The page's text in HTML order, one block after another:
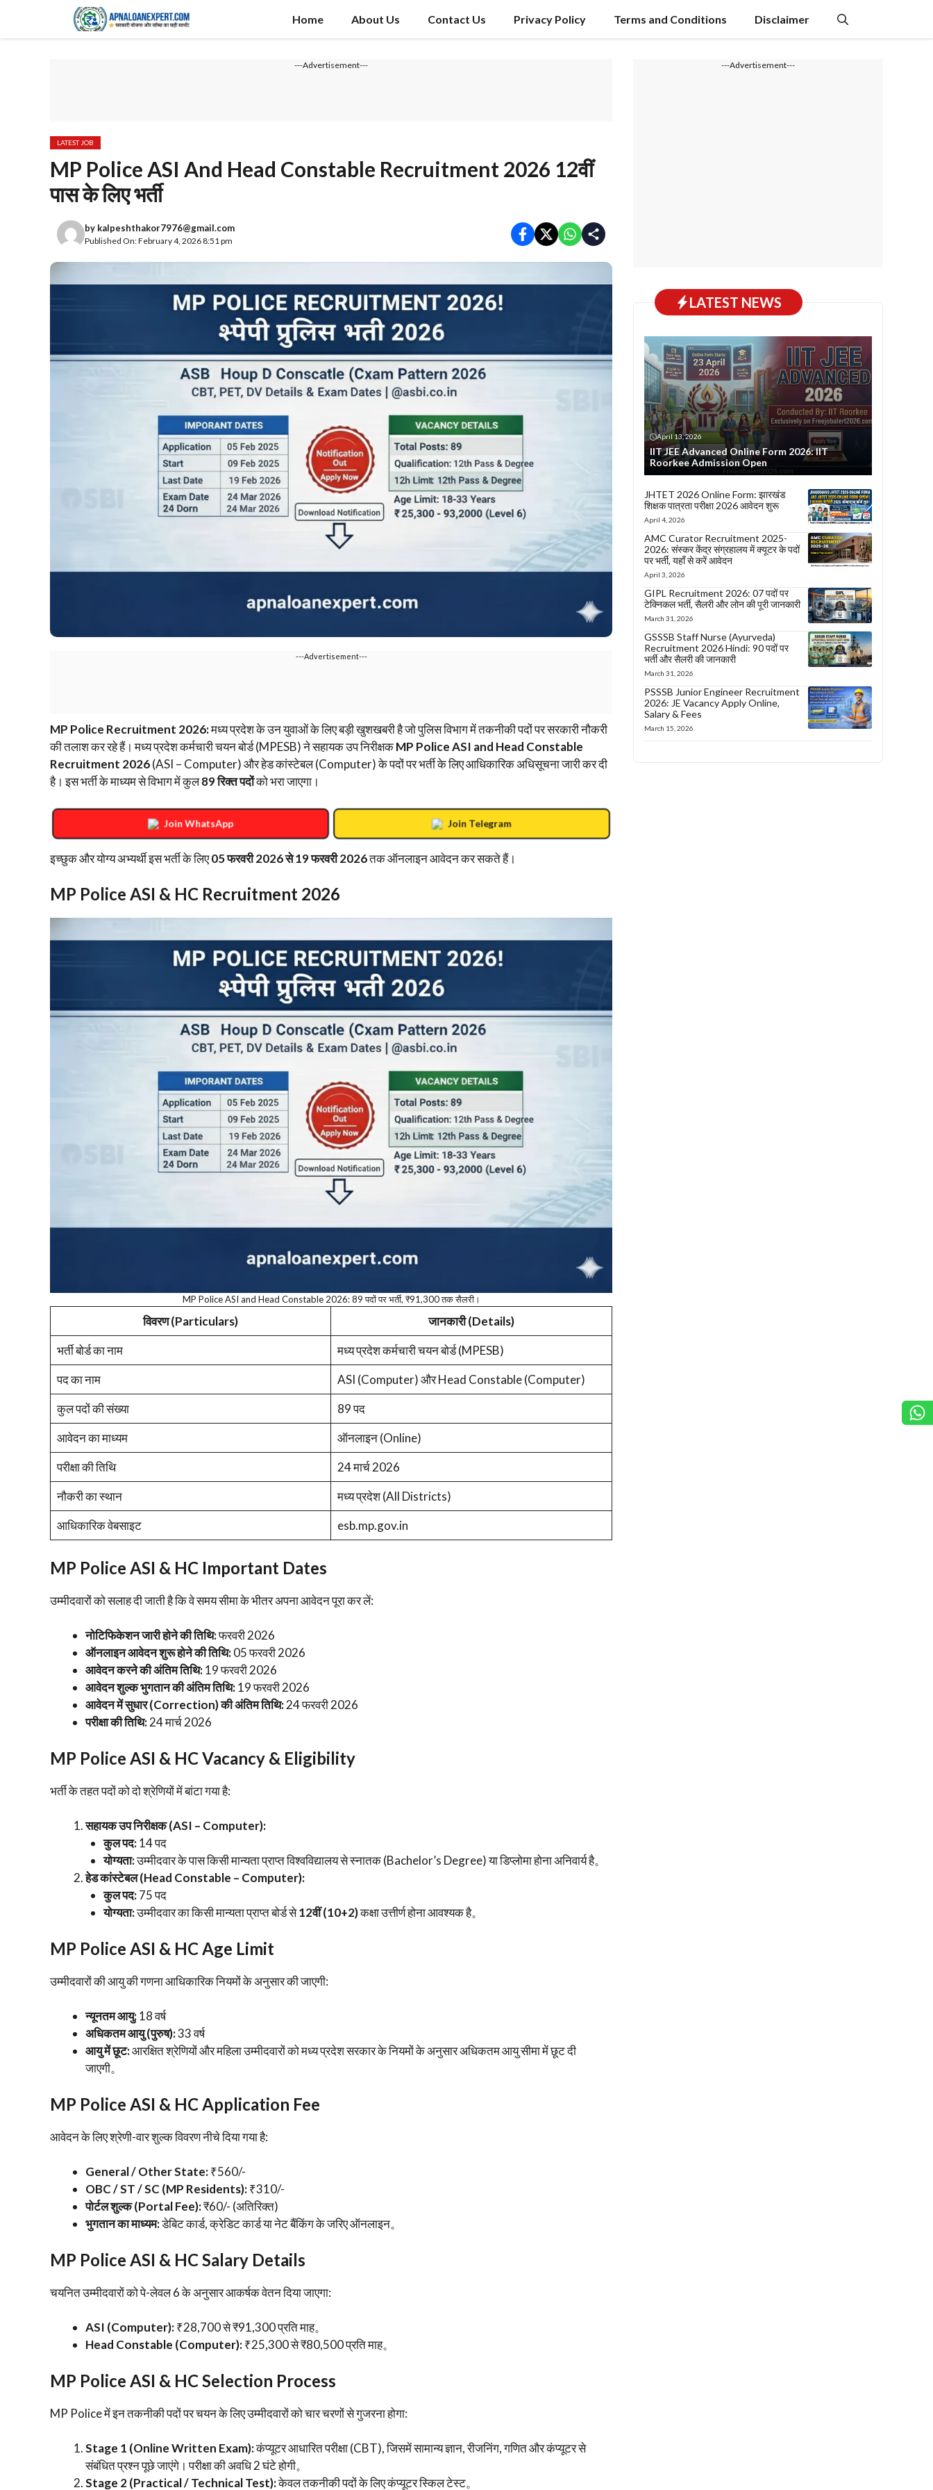
content
Home About Us Contact Us Privacy Policy Terms and Conditions Disclaimer
---Advertisement---
LATEST JOB
MP Police ASI And Head Constable Recruitment 2026 12वीं
पास के लिए भर्ती
by kalpeshthakor7976@gmail.com
Published On: February 4, 2026 8:51 pm
---Advertisement---
MP Police Recruitment 2026:मध्य प्रदेश के उन युवाओं के लिए बड़ी खुशखबरी है जो पुलिस विभाग में तकनीकी पदों पर सरकारी नौकरी
की तलाश कर रहे हैं। मध्य प्रदेश कर्मचारी चयन बोर्ड (MPESB) ने सहायक उप निरीक्षकMP Police ASI and Head Constable
Recruitment 2026(ASI – Computer) और हेड कांस्टेबल (Computer) के पदों पर भर्ती के लिए आधिकारिक अधिसूचना जारी कर दी
है। इस भर्ती के माध्यम से विभाग में कुल89 रिक्त पदोंको भरा जाएगा।
Join WhatsApp Join Telegram
​इच्छुक और योग्य अभ्यर्थी इस भर्ती के लिए05 फरवरी 2026 से 19 फरवरी 2026तक ऑनलाइन आवेदन कर सकते हैं।
MP Police ASI & HC Recruitment 2026
MP Police ASI and Head Constable 2026: 89 पदों पर भर्ती, ₹91,300 तक सैलरी।
विवरण (Particulars)
जानकारी (Details)
भर्ती बोर्ड का नाम
मध्य प्रदेश कर्मचारी चयन बोर्ड (MPESB)
पद का नाम
ASI (Computer) और Head Constable (Computer)
कुल पदों की संख्या
89 पद
आवेदन का माध्यम
ऑनलाइन (Online)
परीक्षा की तिथि
24 मार्च 2026
नौकरी का स्थान
मध्य प्रदेश (All Districts)
आधिकारिक वेबसाइट
esb.mp.gov.in
MP Police ASI & HC Important Dates
​उम्मीदवारों को सलाह दी जाती है कि वे समय सीमा के भीतर अपना आवेदन पूरा कर लें:
नोटिफिकेशन जारी होने की तिथि:फरवरी 2026
ऑनलाइन आवेदन शुरू होने की तिथि:05 फरवरी 2026
आवेदन करने की अंतिम तिथि:19 फरवरी 2026
आवेदन शुल्क भुगतान की अंतिम तिथि:19 फरवरी 2026
आवेदन में सुधार (Correction) की अंतिम तिथि:24 फरवरी 2026
परीक्षा की तिथि:24 मार्च 2026
MP Police ASI & HC Vacancy & Eligibility
​भर्ती के तहत पदों को दो श्रेणियों में बांटा गया है:
सहायक उप निरीक्षक (ASI – Computer):
कुल पद:14 पद
योग्यता:उम्मीदवार के पास किसी मान्यता प्राप्त विश्वविद्यालय से स्नातक (Bachelor’s Degree) या डिप्लोमा होना अनिवार्य है。
हेड कांस्टेबल (Head Constable – Computer):
कुल पद:75 पद
योग्यता:उम्मीदवार का किसी मान्यता प्राप्त बोर्ड से12वीं (10+2)कक्षा उत्तीर्ण होना आवश्यक है。
MP Police ASI & HC Age Limit
​उम्मीदवारों की आयु की गणना आधिकारिक नियमों के अनुसार की जाएगी:
न्यूनतम आयु:18 वर्ष
अधिकतम आयु (पुरुष):33 वर्ष
आयु में छूट:आरक्षित श्रेणियों और महिला उम्मीदवारों को मध्य प्रदेश सरकार के नियमों के अनुसार अधिकतम आयु सीमा में छूट दी
जाएगी。
MP Police ASI & HC Application Fee
​आवेदन के लिए श्रेणी-वार शुल्क विवरण नीचे दिया गया है:
General / Other State:₹560/-
OBC / ST / SC (MP Residents):₹310/-
पोर्टल शुल्क (Portal Fee):₹60/- (अतिरिक्त)
भुगतान का माध्यम:डेबिट कार्ड, क्रेडिट कार्ड या नेट बैंकिंग के जरिए ऑनलाइन。
MP Police ASI & HCSalary Details
​चयनित उम्मीदवारों को पे-लेवल 6 के अनुसार आकर्षक वेतन दिया जाएगा:
ASI (Computer):₹28,700 से ₹91,300 प्रति माह。
Head Constable (Computer):₹25,300 से ₹80,500 प्रति माह。
MP Police ASI & HCSelection Process
​MP Police में इन तकनीकी पदों पर चयन के लिए उम्मीदवारों को चार चरणों से गुजरना होगा:
Stage 1 (Online Written Exam):कंप्यूटर आधारित परीक्षा (CBT), जिसमें सामान्य ज्ञान, रीजनिंग, गणित और कंप्यूटर से
संबंधित प्रश्न पूछे जाएंगे। परीक्षा की अवधि 2 घंटे होगी。
Stage 2 (Practical / Technical Test):केवल तकनीकी पदों के लिए कंप्यूटर स्किल टेस्ट。
---Advertisement---
LATEST NEWS
April 13, 2026
IIT JEE Advanced Online Form 2026: IIT
Roorkee Admission Open
JHTET 2026 Online Form: झारखंड
शिक्षक पात्रता परीक्षा 2026 आवेदन शुरू
April 4, 2026
AMC Curator Recruitment 2025-
2026: संस्कर केंद्र संग्रहालय में क्यूटर के पदों
पर भर्ती, यहाँ से करें आवेदन
April 3, 2026
GIPL Recruitment 2026: 07 पदों पर
टेक्निकल भर्ती, सैलरी और लोन की पूरी जानकारी
March 31, 2026
GSSSB Staff Nurse (Ayurveda)
Recruitment 2026 Hindi: 90 पदों पर
भर्ती और सैलरी की जानकारी
March 31, 2026
PSSSB Junior Engineer Recruitment
2026: JE Vacancy Apply Online,
Salary & Fees
March 15, 2026